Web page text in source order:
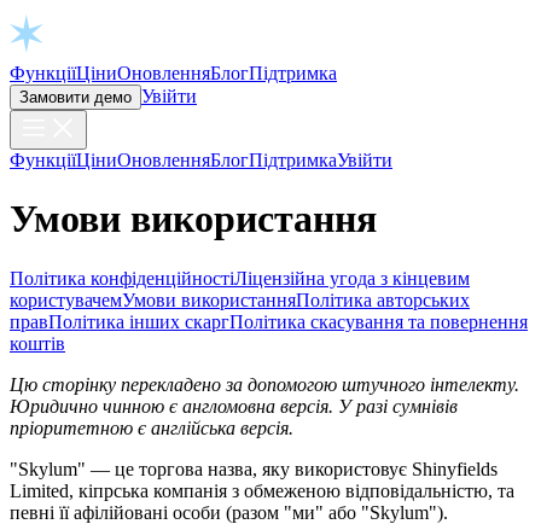
Open chat
ФункціїЦіниОновленняБлогПідтримка
Замовити демо Увійти
ФункціїЦіниОновленняБлогПідтримкаУвійти
Умови використання
Політика конфіденційностіЛіцензійна угода з кінцевим
користувачемУмови використанняПолітика авторських
правПолітика інших скаргПолітика скасування та повернення
коштів
Цю сторінку перекладено за допомогою штучного інтелекту.
Юридично чинною є англомовна версія. У разі сумнівів
пріоритетною є англійська версія.
"Skylum" — це торгова назва, яку використовує Shinyfields
Limited, кіпрська компанія з обмеженою відповідальністю, та
певні її афілійовані особи (разом "ми" або "Skylum").